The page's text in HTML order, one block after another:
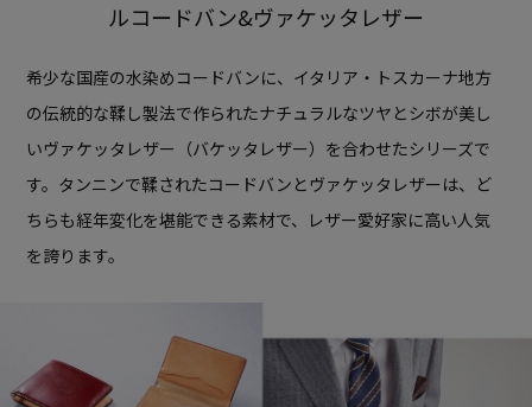
ルコードバン&ヴァケッタレザー
希少な国産の水染めコードバンに、 イタリア・トスカーナ地方
の伝統的な鞣し製法で作られたナチュラルなツヤとシボが美し
いヴァケッタレザー（バケッタレザー）を合わせたシリーズで
す。 タンニンで鞣されたコードバンとヴァケッタレザーは、 ど
ちらも経年変化を堪能できる素材で、レザー愛好家に高い人気
を誇ります。